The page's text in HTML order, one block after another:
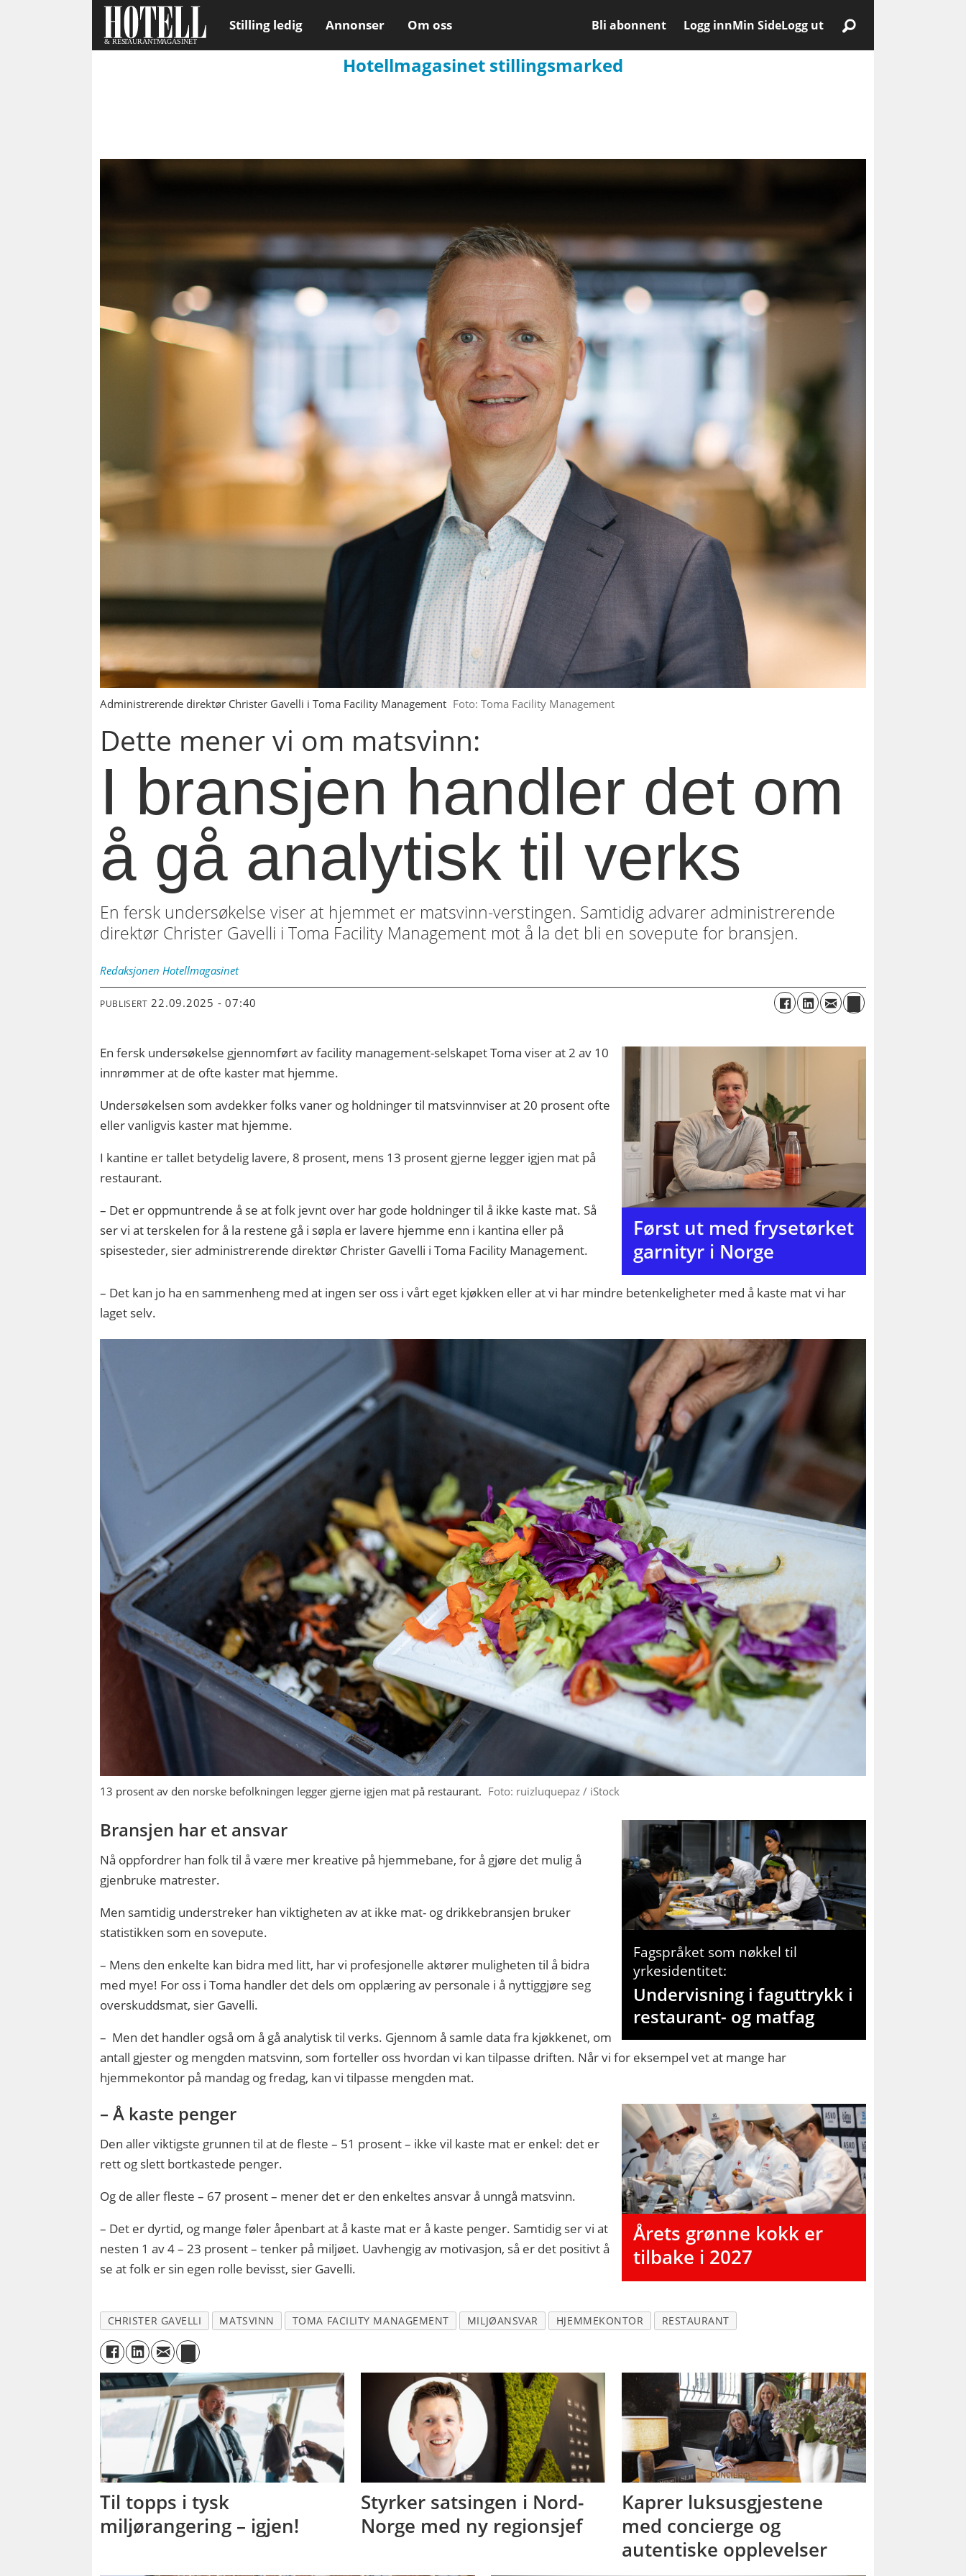
Stilling ledig Annonser Om oss Bli abonnent Logg innMin SideLogg ut
Hotellmagasinet stillingsmarked
Administrerende direktør Christer Gavelli i Toma Facility Management Foto: Toma Facility Management
Dette mener vi om matsvinn:
I bransjen handler det om
å gå analytisk til verks
En fersk undersøkelse viser at hjemmet er matsvinn-verstingen. Samtidig advarer administrerende
direktør Christer Gavelli i Toma Facility Management mot å la det bli en sovepute for bransjen.
Redaksjonen Hotellmagasinet
PUBLISERT 22.09.2025 - 07:40
Først ut med frysetørket
garnityr i Norge
En fersk undersøkelse gjennomført av facility management-selskapet Toma viser at 2 av 10
innrømmer at de ofte kaster mat hjemme.
Undersøkelsen som avdekker folks vaner og holdninger til matsvinnviser at 20 prosent ofte
eller vanligvis kaster mat hjemme.
I kantine er tallet betydelig lavere, 8 prosent, mens 13 prosent gjerne legger igjen mat på
restaurant.
– Det er oppmuntrende å se at folk jevnt over har gode holdninger til å ikke kaste mat. Så
ser vi at terskelen for å la restene gå i søpla er lavere hjemme enn i kantina eller på
spisesteder, sier administrerende direktør Christer Gavelli i Toma Facility Management.
– Det kan jo ha en sammenheng med at ingen ser oss i vårt eget kjøkken eller at vi har mindre betenkeligheter med å kaste mat vi har
laget selv.
13 prosent av den norske befolkningen legger gjerne igjen mat på restaurant. Foto: ruizluquepaz / iStock
Fagspråket som nøkkel til
yrkesidentitet:
Undervisning i faguttrykk i
restaurant- og matfag
Bransjen har et ansvar
Nå oppfordrer han folk til å være mer kreative på hjemmebane, for å gjøre det mulig å
gjenbruke matrester.
Men samtidig understreker han viktigheten av at ikke mat- og drikkebransjen bruker
statistikken som en sovepute.
– Mens den enkelte kan bidra med litt, har vi profesjonelle aktører muligheten til å bidra
med mye! For oss i Toma handler det dels om opplæring av personale i å nyttiggjøre seg
overskuddsmat, sier Gavelli.
– Men det handler også om å gå analytisk til verks. Gjennom å samle data fra kjøkkenet, om
antall gjester og mengden matsvinn, som forteller oss hvordan vi kan tilpasse driften. Når vi for eksempel vet at mange har
hjemmekontor på mandag og fredag, kan vi tilpasse mengden mat.
Årets grønne kokk er
tilbake i 2027
– Å kaste penger
Den aller viktigste grunnen til at de fleste – 51 prosent – ikke vil kaste mat er enkel: det er
rett og slett bortkastede penger.
Og de aller fleste – 67 prosent – mener det er den enkeltes ansvar å unngå matsvinn.
– Det er dyrtid, og mange føler åpenbart at å kaste mat er å kaste penger. Samtidig ser vi at
nesten 1 av 4 – 23 prosent – tenker på miljøet. Uavhengig av motivasjon, så er det positivt å
se at folk er sin egen rolle bevisst, sier Gavelli.
CHRISTER GAVELLI MATSVINN TOMA FACILITY MANAGEMENT MILJØANSVAR HJEMMEKONTOR RESTAURANT
Til topps i tysk
miljørangering – igjen!
Styrker satsingen i Nord-
Norge med ny regionsjef
Kaprer luksusgjestene
med concierge og
autentiske opplevelser